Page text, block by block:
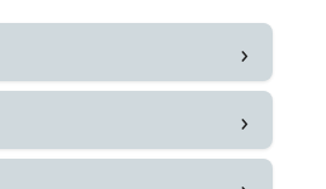
›
›